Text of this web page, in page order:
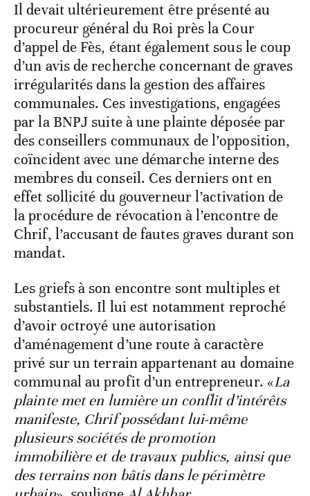
Il devait ultérieurement être présenté au
procureur général du Roi près la Cour
d’appel de Fès, étant également sous le coup
d’un avis de recherche concernant de graves
irrégularités dans la gestion des affaires
communales. Ces investigations, engagées
par la BNPJ suite à une plainte déposée par
des conseillers communaux de l’opposition,
coïncident avec une démarche interne des
membres du conseil. Ces derniers ont en
effet sollicité du gouverneur l’activation de
la procédure de révocation à l’encontre de
Chrif, l’accusant de fautes graves durant son
mandat.
Les griefs à son encontre sont multiples et
substantiels. Il lui est notamment reproché
d’avoir octroyé une autorisation
d’aménagement d’une route à caractère
privé sur un terrain appartenant au domaine
communal au profit d’un entrepreneur. «La
plainte met en lumière un conflit d’intérêts
manifeste, Chrif possédant lui-même
plusieurs sociétés de promotion
immobilière et de travaux publics, ainsi que
des terrains non bâtis dans le périmètre